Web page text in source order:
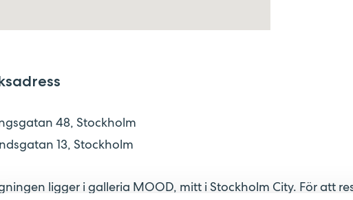
48, Stockholm
13, Stockholm
ligger i galleria MOOD, mitt i Stockholm City. För att